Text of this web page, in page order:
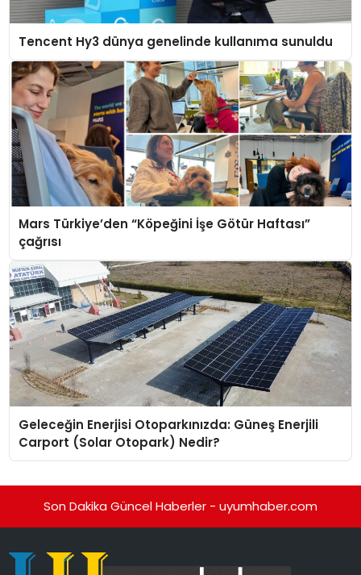
Tencent Hy3 dünya genelinde kullanıma sunuldu
Mars Türkiye’den “Köpeğini İşe Götür Haftası”
çağrısı
Geleceğin Enerjisi Otoparkınızda: Güneş Enerjili
Carport (Solar Otopark) Nedir?
Son Dakika Güncel Haberler - uyumhaber.com